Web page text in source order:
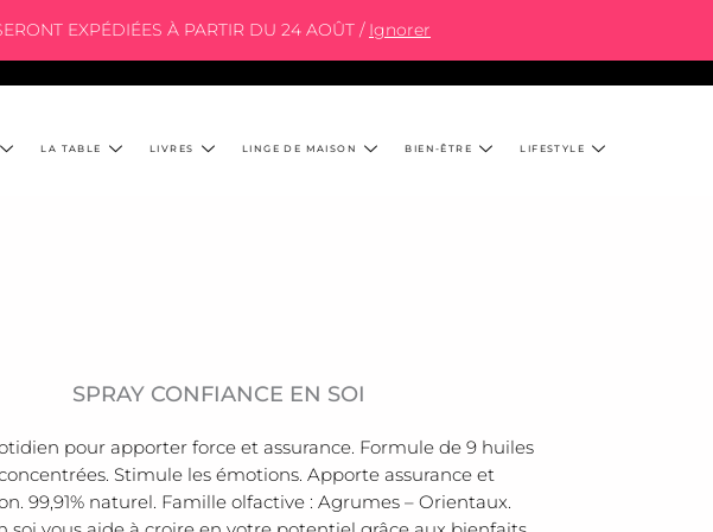
EXPÉDIÉES À PARTIR DU 24 AOÛT / Ignorer
LA TABLE LIVRES LINGE DE MAISON BIEN-ÊTRE LIFESTYLE
SPRAY CONFIANCE EN SOI
pour apporter force et assurance. Formule de 9 huiles
Stimule les émotions. Apporte assurance et
99,91% naturel. Famille olfactive : Agrumes – Orientaux.